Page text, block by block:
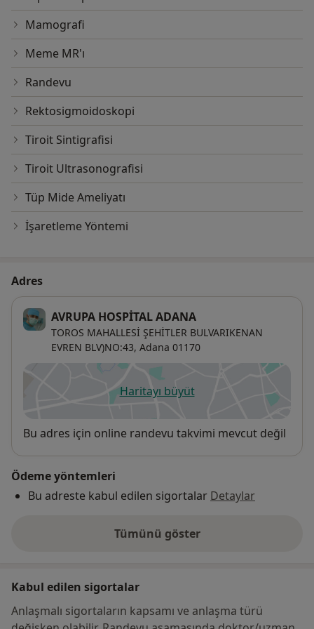
Mamografi
Meme MR'ı
Randevu
Rektosigmoidoskopi
Tiroit Sintigrafisi
Tiroit Ultrasonografisi
Tüp Mide Ameliyatı
İşaretleme Yöntemi
Adres
AVRUPA HOSPİTAL ADANA
TOROS MAHALLESİ ŞEHİTLER BULVARIKENAN
EVREN BLV)NO:43, Adana 01170
Haritayı büyütyeni bir sekmede açılır
Uygunluk
Bu adres için online randevu takvimi mevcut değil
Ödeme yöntemleri
Bu adreste kabul edilen sigortalar Detaylar
Tümünü göster
adres hakkında
Kabul edilen sigortalar
Anlaşmalı sigortaların kapsamı ve anlaşma türü